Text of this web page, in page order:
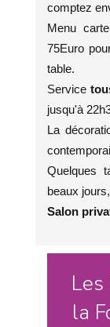
comptez
Menu
75Euro
table.
Service
jusqu'à
La
Quelques
beaux
Salon
la